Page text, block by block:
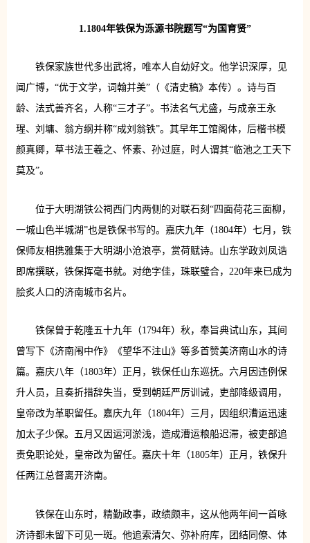
1.1804年铁保为泺源书院题写“为国育贤”
铁保家族世代多出武将，唯本人自幼好文。他学识深厚，见
闻广博，“优于文学，词翰并美”（《清史稿》本传）。诗与百
龄、法式善齐名，人称“三才子”。书法名气尤盛，与成亲王永
瑆、刘墉、翁方纲并称“成刘翁铁”。其早年工馆阁体，后楷书模
颜真卿，草书法王羲之、怀素、孙过庭，时人谓其“临池之工天下
莫及”。
位于大明湖铁公祠西门内两侧的对联石刻“四面荷花三面柳，
一城山色半城湖”也是铁保书写的。嘉庆九年（1804年）七月，铁
保师友相携雅集于大明湖小沧浪亭，赏荷赋诗。山东学政刘凤诰
即席撰联，铁保挥毫书就。对绝字佳，珠联璧合，220年来已成为
脍炙人口的济南城市名片。
铁保曾于乾隆五十九年（1794年）秋，奉旨典试山东，其间
曾写下《济南闱中作》《望华不注山》等多首赞美济南山水的诗
篇。嘉庆八年（1803年）正月，铁保任山东巡抚。六月因违例保
升人员，且奏折措辞失当，受到朝廷严厉训诫，吏部降级调用，
皇帝改为革职留任。嘉庆九年（1804年）三月，因组织漕运迅速
加太子少保。五月又因运河淤浅，造成漕运粮船迟滞，被吏部追
责免职论处，皇帝改为留任。嘉庆十年（1805年）正月，铁保升
任两江总督离开济南。
铁保在山东时，精勤政事，政绩颇丰，这从他两年间一首咏
济诗都未留下可见一斑。他追索清欠、弥补府库，团结同僚、体